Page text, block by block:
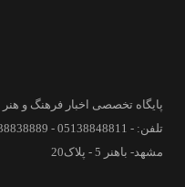
پایگاه تخصصی اخبار فرهنگ و هنر
تلفن: - 05138848811 - 05138838889
مشهد- باهنر 5 - پلاک20